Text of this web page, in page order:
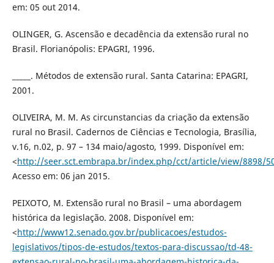
em: 05 out 2014.
OLINGER, G. Ascensão e decadência da extensão rural no
Brasil. Florianópolis: EPAGRI, 1996.
_____. Métodos de extensão rural. Santa Catarina: EPAGRI,
2001.
OLIVEIRA, M. M. As circunstancias da criação da extensão
rural no Brasil. Cadernos de Ciências e Tecnologia, Brasília,
v.16, n.02, p. 97 – 134 maio/agosto, 1999. Disponível em:
<http://seer.sct.embrapa.br/index.php/cct/article/view/8898/
Acesso em: 06 jan 2015.
PEIXOTO, M. Extensão rural no Brasil – uma abordagem
histórica da legislação. 2008. Disponível em:
<http://www12.senado.gov.br/publicacoes/estudos-
legislativos/tipos-de-estudos/textos-para-discussao/td-48-